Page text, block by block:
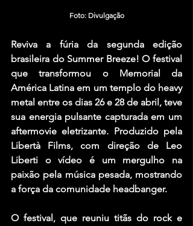
Foto: Divulgação
Reviva a fúria da segunda edição
brasileira do Summer Breeze! O festival
que transformou o Memorial da
América Latina em um templo do heavy
metal entre os dias 26 e 28 de abril, teve
sua energia pulsante capturada em um
aftermovie eletrizante. Produzido pela
Libertà Films, com direção de Leo
Liberti o vídeo é um mergulho na
paixão pela música pesada, mostrando
a força da comunidade headbanger.
O festival, que reuniu titãs do rock e